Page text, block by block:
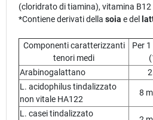
(cloridrato di tiamina), vitamina
*Contiene derivati della soia e del
Componenti caratterizzanti
tenori medi
Per
Arabinogalattano
L. acidophilus tindalizzato
non vitale HA122
8
L. casei tindalizzato